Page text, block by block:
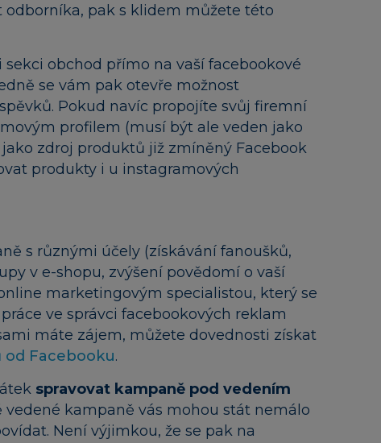
pak s klidem můžete této
obchod přímo na vaší facebookové
se vám pak otevře možnost
Pokud navíc propojíte svůj firemní
profilem (musí být ale veden jako
zdroj produktů již zmíněný Facebook
produkty i u instagramových
s různými účely (získávání fanoušků,
v e-shopu, zvýšení povědomí o vaší
marketingovým specialistou, který se
ve správci facebookových reklam
máte zájem, můžete dovednosti získat
Facebooku.
spravovat kampaně pod vedením
vedené kampaně vás mohou stát nemálo
Není výjimkou, že se pak na